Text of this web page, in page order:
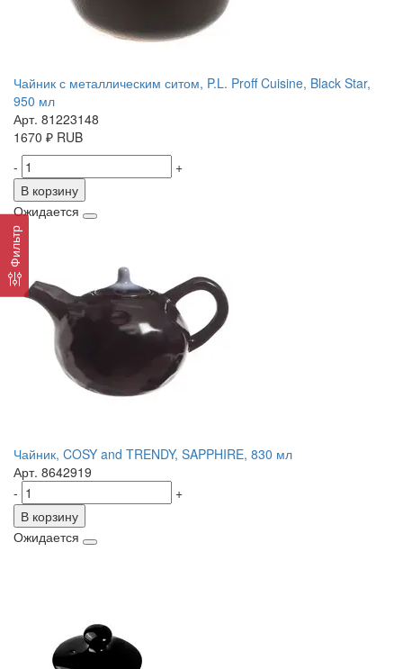
Фильтр
Чайник с металлическим ситом, P.L. Proff Cuisine, Black Star,
950 мл
Арт. 81223148
1670 ₽ RUB
-
+
В корзину
Ожидается
Чайник, COSY and TRENDY, SAPPHIRE, 830 мл
Арт. 8642919
-
+
В корзину
Ожидается